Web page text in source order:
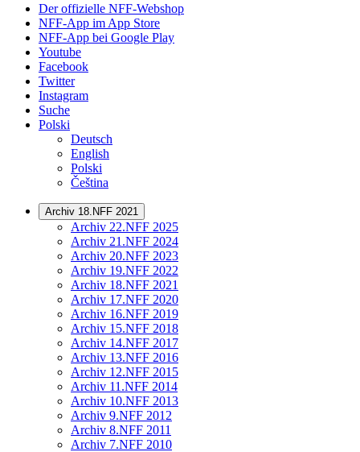
Der offizielle NFF-Webshop
NFF-App im App Store
NFF-App bei Google Play
Youtube
Facebook
Twitter
Instagram
Suche
Polski
Deutsch
English
Polski
Čeština
Archiv 18.NFF 2021
Archiv 22.NFF 2025
Archiv 21.NFF 2024
Archiv 20.NFF 2023
Archiv 19.NFF 2022
Archiv 18.NFF 2021
Archiv 17.NFF 2020
Archiv 16.NFF 2019
Archiv 15.NFF 2018
Archiv 14.NFF 2017
Archiv 13.NFF 2016
Archiv 12.NFF 2015
Archiv 11.NFF 2014
Archiv 10.NFF 2013
Archiv 9.NFF 2012
Archiv 8.NFF 2011
Archiv 7.NFF 2010